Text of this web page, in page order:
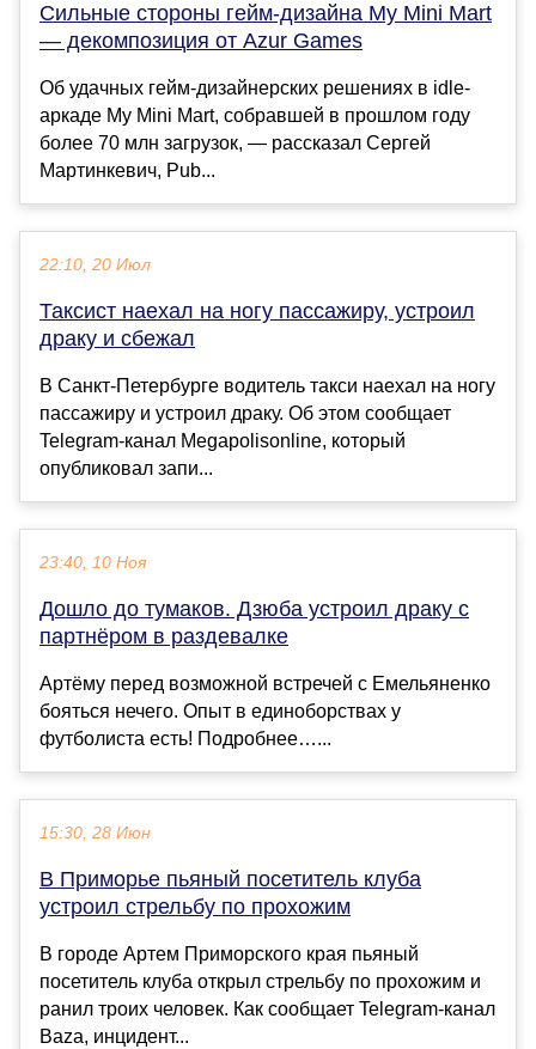
Сильные стороны гейм-дизайна My Mini Mart
— декомпозиция от Azur Games
Об удачных гейм-дизайнерских решениях в idle-
аркаде My Mini Mart, собравшей в прошлом году
более 70 млн загрузок, — рассказал Сергей
Мартинкевич, Pub...
22:10, 20 Июл
Таксист наехал на ногу пассажиру, устроил
драку и сбежал
В Санкт-Петербурге водитель такси наехал на ногу
пассажиру и устроил драку. Об этом сообщает
Telegram-канал Megapolisonline, который
опубликовал запи...
23:40, 10 Ноя
Дошло до тумаков. Дзюба устроил драку с
партнёром в раздевалке
Артёму перед возможной встречей с Емельяненко
бояться нечего. Опыт в единоборствах у
футболиста есть! Подробнее…...
15:30, 28 Июн
В Приморье пьяный посетитель клуба
устроил стрельбу по прохожим
В городе Артем Приморского края пьяный
посетитель клуба открыл стрельбу по прохожим и
ранил троих человек. Как сообщает Telegram-канал
Baza, инцидент...